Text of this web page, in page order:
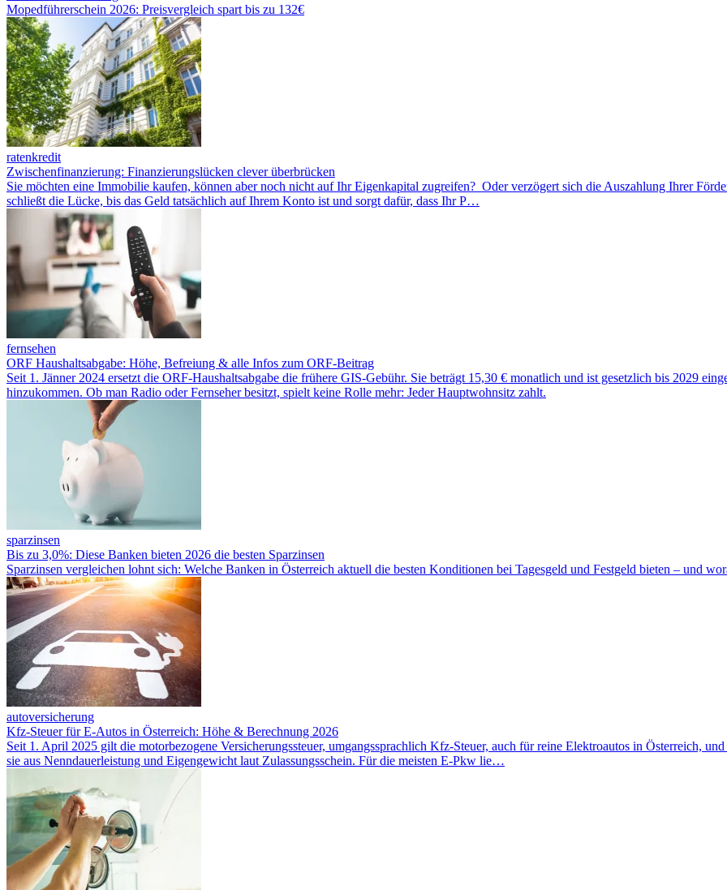
Mopedführerschein 2026: Preisvergleich spart bis zu 132€
ratenkredit
Zwischenfinanzierung: Finanzierungslücken clever überbrücken
Sie möchten eine Immobilie kaufen, können aber noch nicht auf Ihr Eigenkapital zugreifen? Oder verzögert sich die Auszahlung Ihrer
schließt die Lücke, bis das Geld tatsächlich auf Ihrem Konto ist und sorgt dafür, dass Ihr P…
fernsehen
ORF Haushaltsabgabe: Höhe, Befreiung & alle Infos zum ORF-Beitrag
Seit 1. Jänner 2024 ersetzt die ORF-Haushaltsabgabe die frühere GIS-Gebühr. Sie beträgt 15,30 € monatlich und ist gesetzlich bis 2029
hinzukommen. Ob man Radio oder Fernseher besitzt, spielt keine Rolle mehr: Jeder Hauptwohnsitz zahlt.
sparzinsen
Bis zu 3,0%: Diese Banken bieten 2026 die besten Sparzinsen
Sparzinsen vergleichen lohnt sich: Welche Banken in Österreich aktuell die besten Konditionen bei Tagesgeld und Festgeld bieten – und
autoversicherung
Kfz-Steuer für E-Autos in Österreich: Höhe & Berechnung 2026
Seit 1. April 2025 gilt die motorbezogene Versicherungssteuer, umgangssprachlich Kfz-Steuer, auch für reine Elektroautos in Österreich,
sie aus Nenndauerleistung und Eigengewicht laut Zulassungsschein. Für die meisten E-Pkw lie…